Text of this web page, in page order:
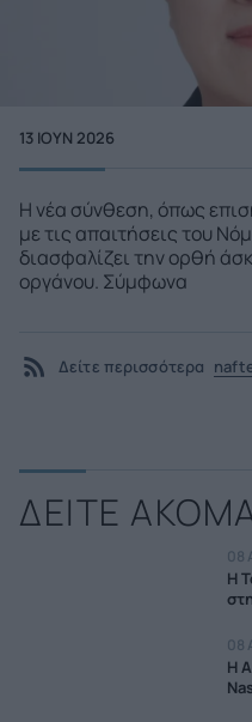
13 ΙΟΥΝ 2026
Η νέα σύνθεση, όπως
με τις απαιτήσεις του
διασφαλίζει την ορθή
οργάνου. Σύμφωνα
Δείτε περισσότερα
ΔΕΙΤΕ
08
Η
08
Η